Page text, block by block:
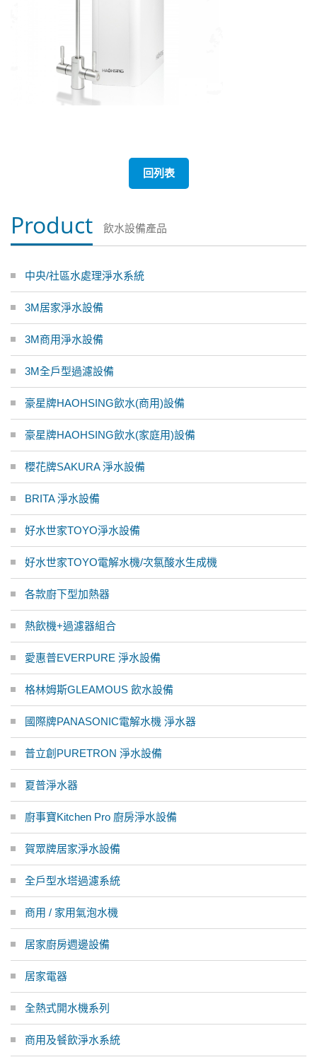
回列表
Product 飲水設備產品
中央/社區水處理淨水系統
3M居家淨水設備
3M商用淨水設備
3M全戶型過濾設備
豪星牌HAOHSING飲水(商用)設備
豪星牌HAOHSING飲水(家庭用)設備
櫻花牌SAKURA 淨水設備
BRITA 淨水設備
好水世家TOYO淨水設備
好水世家TOYO電解水機/次氯酸水生成機
各款廚下型加熱器
熱飲機+過濾器組合
愛惠普EVERPURE 淨水設備
格林姆斯GLEAMOUS 飲水設備
國際牌PANASONIC電解水機 淨水器
普立創PURETRON 淨水設備
夏普淨水器
廚事寶Kitchen Pro 廚房淨水設備
賀眾牌居家淨水設備
全戶型水塔過濾系統
商用 / 家用氣泡水機
居家廚房週邊設備
居家電器
全熱式開水機系列
商用及餐飲淨水系統